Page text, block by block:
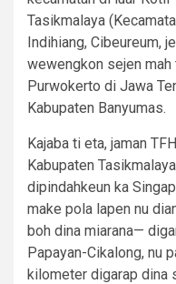
Tasikmalaya
Indihiang, Cibeureum,
wewengkon sejen
Purwokerto di Jawa
Kabupaten Banyumas.
Kajaba ti eta, jaman
Kabupaten
dipindahkeun ka
make pola lapen nu
boh dina miarana—
Papayan-Cikalong, nu
kilometer digarap dina